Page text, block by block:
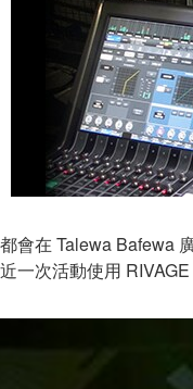
會在 Talewa Bafewa
一次活動使用 RIVAGE